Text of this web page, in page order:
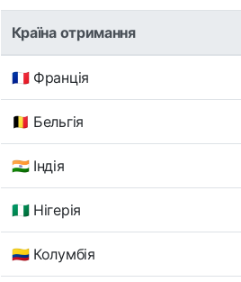
Країна отримання
🇫🇷 Франція
🇧🇪 Бельгія
🇮🇳 Індія
🇳🇬 Нігерія
🇨🇴 Колумбія